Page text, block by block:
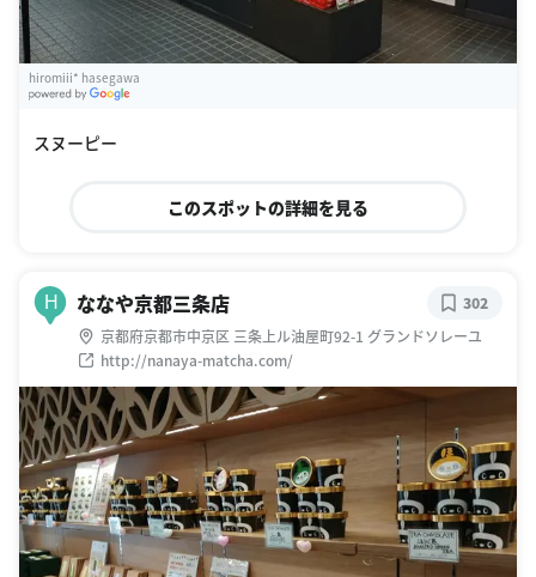
hiromiii* hasegawa
スヌーピー
このスポットの詳細を見る
H ななや京都三条店
京都府京都市中京区 三条上ル油屋町92-1 グランドソレーユ
http://nanaya-matcha.com/
302